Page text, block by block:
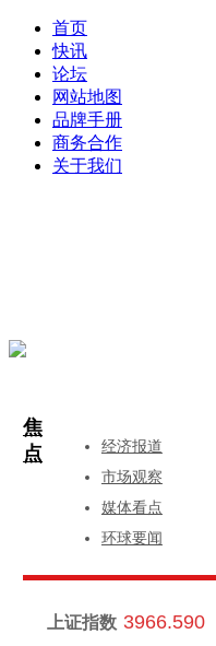
首页
快讯
论坛
网站地图
品牌手册
商务合作
关于我们
焦
点
经济报道
市场观察
媒体看点
环球要闻
上证指数 3966.590